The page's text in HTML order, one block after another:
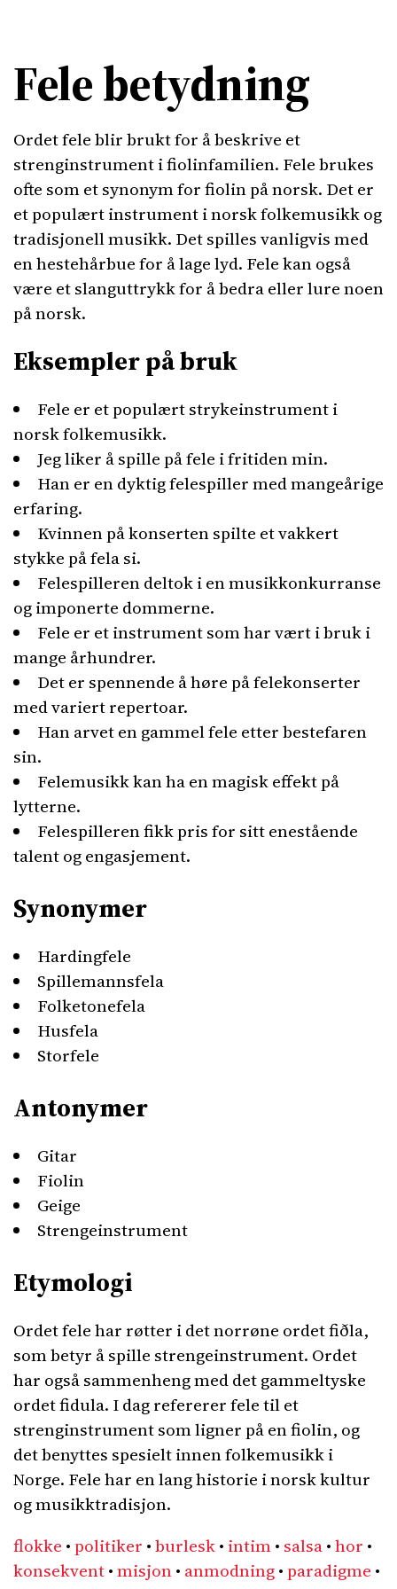
Fele betydning
Ordet fele blir brukt for å beskrive et
strenginstrument i fiolinfamilien. Fele brukes
ofte som et synonym for fiolin på norsk. Det er
et populært instrument i norsk folkemusikk og
tradisjonell musikk. Det spilles vanligvis med
en hestehårbue for å lage lyd. Fele kan også
være et slanguttrykk for å bedra eller lure noen
på norsk.
Eksempler på bruk
Fele er et populært strykeinstrument i
norsk folkemusikk.
Jeg liker å spille på fele i fritiden min.
Han er en dyktig felespiller med mangeårige
erfaring.
Kvinnen på konserten spilte et vakkert
stykke på fela si.
Felespilleren deltok i en musikkonkurranse
og imponerte dommerne.
Fele er et instrument som har vært i bruk i
mange århundrer.
Det er spennende å høre på felekonserter
med variert repertoar.
Han arvet en gammel fele etter bestefaren
sin.
Felemusikk kan ha en magisk effekt på
lytterne.
Felespilleren fikk pris for sitt enestående
talent og engasjement.
Synonymer
Hardingfele
Spillemannsfela
Folketonefela
Husfela
Storfele
Antonymer
Gitar
Fiolin
Geige
Strengeinstrument
Etymologi
Ordet fele har røtter i det norrøne ordet fiðla,
som betyr å spille strengeinstrument. Ordet
har også sammenheng med det gammeltyske
ordet fidula. I dag refererer fele til et
strenginstrument som ligner på en fiolin, og
det benyttes spesielt innen folkemusikk i
Norge. Fele har en lang historie i norsk kultur
og musikktradisjon.
flokke •politiker •burlesk• intim• salsa•hor •
konsekvent•misjon• anmodning•paradigme •